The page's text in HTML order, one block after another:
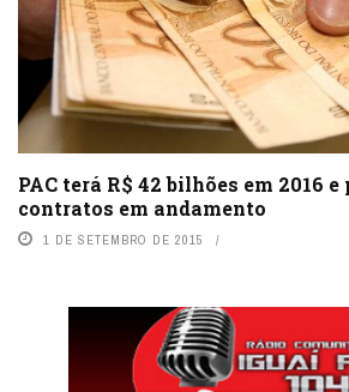
PAC terá R$ 42 bilhões em 2016
contratos em andamento
1 DE SETEMBRO DE 2015